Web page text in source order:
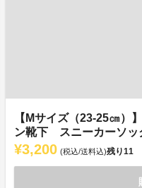
【Mサイズ（23-25㎝）
ン靴下 スニーカーソッ
¥3,200 (税込/送料込)残り11